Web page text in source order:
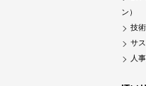
ン）
技
サ
人